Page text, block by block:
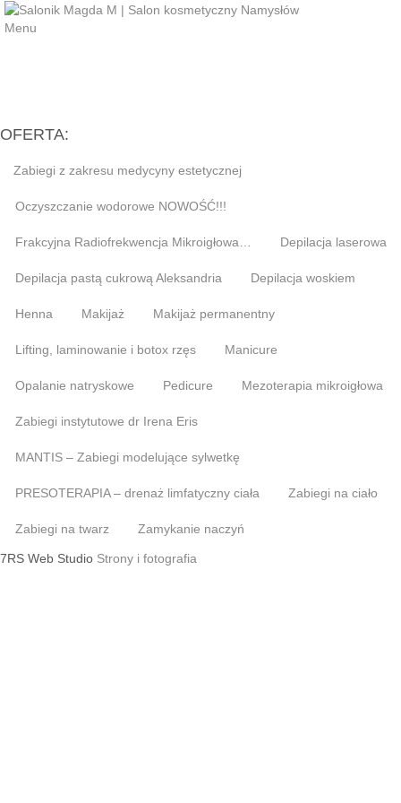
Menu
OFERTA:
Zabiegi z zakresu medycyny estetycznej
Oczyszczanie wodorowe NOWOŚĆ!!!
Frakcyjna Radiofrekwencja Mikroigłowa… Depilacja laserowa
Depilacja pastą cukrową Aleksandria Depilacja woskiem
Henna Makijaż Makijaż permanentny
Lifting, laminowanie i botox rzęs Manicure
Opalanie natryskowe Pedicure Mezoterapia mikroigłowa
Zabiegi instytutowe dr Irena Eris
MANTIS – Zabiegi modelujące sylwetkę
PRESOTERAPIA – drenaż limfatyczny ciała Zabiegi na ciało
Zabiegi na twarz Zamykanie naczyń
7RS Web Studio Strony i fotografia